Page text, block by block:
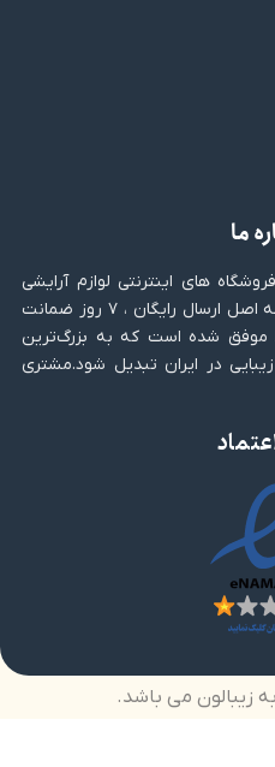
ما
های اینترنتی لوازم آرایشی
بهداشتی و زیبایی با پایبندی به سه اصل ارسال رایگان ، ۷ روز ضمانت
موفق شده است که به بزرگ‌ترین
زیبایی در ایران تبدیل شود.مشتری
زیبالون می باشد.